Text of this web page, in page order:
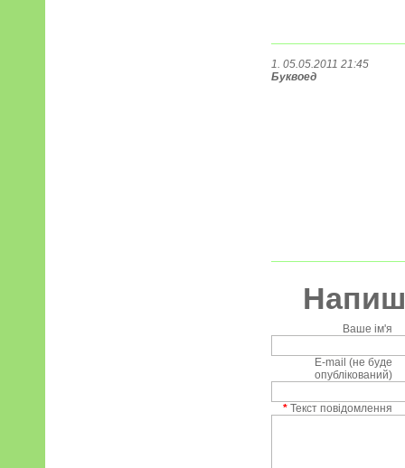
1. 05.05.2011 21:45
Буквоед
Ваше ім'я
E-mail (не буде
опублікований)
* Текст повідомлення